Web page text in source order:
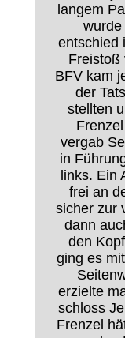
langem
entschied
Freistoß
BFV kam
der
stellten
vergab
in
links. Ein
frei an
sicher zur
dann
den
ging es
erzielte
schloss
Frenzel